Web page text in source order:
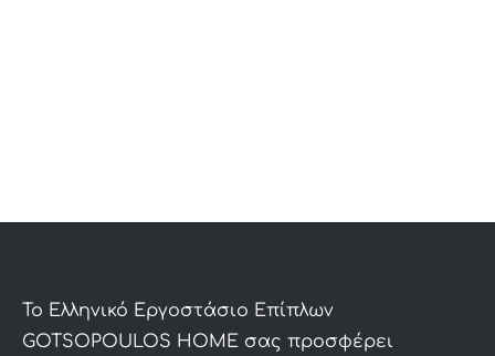
To Ελληνικό Εργοστάσιο Επίπλων
GOTSOPOULOS HOME σας προσφέρει